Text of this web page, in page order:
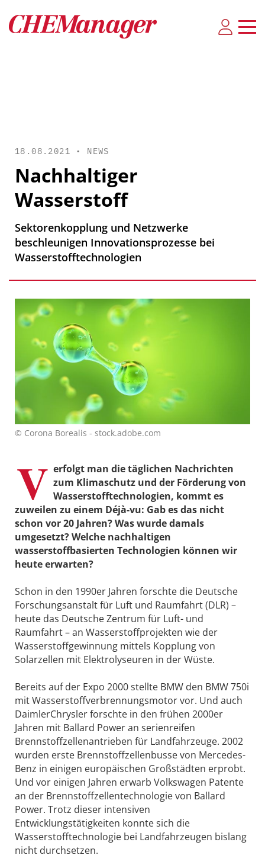
18.08.2021 • NEWS
Nachhaltiger
Wasserstoff
Sektorenkopplung und Netzwerke
beschleunigen Innovationsprozesse bei
Wasserstofftechnologien
© Corona Borealis - stock.adobe.com
V erfolgt man die täglichen Nachrichten
zum Klimaschutz und der Förderung von
Wasserstofftechnologien, kommt es
zuweilen zu einem Déjà-vu: Gab es das nicht
schon vor 20 Jahren? Was wurde damals
umgesetzt? Welche nachhaltigen
wasserstoffbasierten Technologien können wir
heute erwarten?
Schon in den 1990er Jahren forschte die Deutsche
Forschungsanstalt für Luft und Raumfahrt (DLR) –
heute das Deutsche Zentrum für Luft- und
Raumfahrt – an Wasserstoffprojekten wie der
Wasserstoffgewinnung mittels Kopplung von
Solarzellen mit Elektrolyseuren in der Wüste.
Bereits auf der Expo 2000 stellte BMW den BMW 750i
mit Wasserstoffverbrennungsmotor vor. Und auch
DaimlerChrysler forschte in den frühen 2000er
Jahren mit Ballard Power an serienreifen
Brennstoffzellenantrieben für Landfahrzeuge. 2002
wurden erste Brennstoffzellenbusse von Mercedes-
Benz in einigen europäischen Großstädten erprobt.
Und vor einigen Jahren erwarb Volkswagen Patente
an der Brennstoffzellentechnologie von Ballard
Power. Trotz dieser intensiven
Entwicklungstätigkeiten konnte sich die
Wasserstofftechnologie bei Landfahrzeugen bislang
nicht durchsetzen.